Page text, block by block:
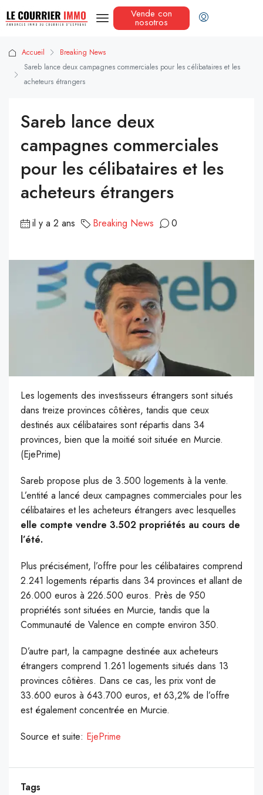
Vende con
nosotros
Accueil
Breaking News
Sareb lance deux campagnes commerciales pour les célibataires et les
acheteurs étrangers
Sareb lance deux
campagnes commerciales
pour les célibataires et les
acheteurs étrangers
il y a 2 ans Breaking News 0
Les logements des investisseurs étrangers sont situés
dans treize provinces côtières, tandis que ceux
destinés aux célibataires sont répartis dans 34
provinces, bien que la moitié soit située en Murcie.
(EjePrime)
Sareb propose plus de 3.500 logements à la vente.
L’entité a lancé deux campagnes commerciales pour les
célibataires et les acheteurs étrangers avec lesquelles
elle compte vendre 3.502 propriétés au cours de
l’été.
Plus précisément, l’offre pour les célibataires comprend
2.241 logements répartis dans 34 provinces et allant de
26.000 euros à 226.500 euros. Près de 950
propriétés sont situées en Murcie, tandis que la
Communauté de Valence en compte environ 350.
D’autre part, la campagne destinée aux acheteurs
étrangers comprend 1.261 logements situés dans 13
provinces côtières. Dans ce cas, les prix vont de
33.600 euros à 643.700 euros, et 63,2% de l’offre
est également concentrée en Murcie.
Source et suite: EjePrime
Tags